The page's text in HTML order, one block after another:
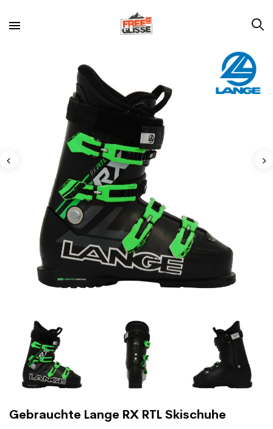
Gebrauchte Lange RX RTL Skischuhe